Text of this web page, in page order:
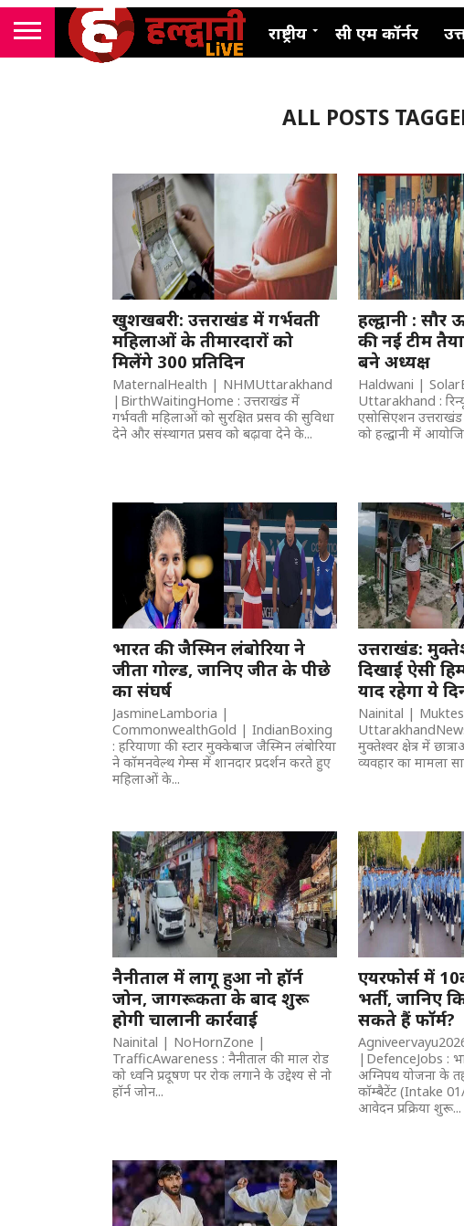
राष्ट्रीय सी एम कॉर्नर
ALL POSTS
खुशखबरी: उत्तराखंड में गर्भवती
महिलाओं के तीमारदारों को
मिलेंगे 300 प्रतिदिन
MaternalHealth | NHMUttarakhand
|BirthWaitingHome : उत्तराखंड में
गर्भवती महिलाओं को सुरक्षित प्रसव की सुविधा
देने और संस्थागत प्रसव को बढ़ावा देने के...
हल्द्वानी : सौर
की नई टीम
बने अध्यक्ष
Haldwani |
Uttarakhand :
एसोसिएशन
को हल्द्वानी में
भारत की जैस्मिन लंबोरिया ने
जीता गोल्ड, जानिए जीत के पीछे
का संघर्ष
JasmineLamboria |
CommonwealthGold | IndianBoxing
: हरियाणा की स्टार मुक्केबाज जैस्मिन लंबोरिया
ने कॉमनवेल्थ गेम्स में शानदार प्रदर्शन करते हुए
महिलाओं के...
उत्तराखंड:
दिखाई ऐसी
याद रहेगा ये
Nainital |
मुक्तेश्वर क्षेत्र में
व्यवहार का मामला
नैनीताल में लागू हुआ नो हॉर्न
जोन, जागरूकता के बाद शुरू
होगी चालानी कार्रवाई
Nainital | NoHornZone |
TrafficAwareness : नैनीताल की माल रोड
को ध्वनि प्रदूषण पर रोक लगाने के उद्देश्य से नो
हॉर्न जोन...
एयरफोर्स में
भर्ती, जानिए
सकते हैं फॉर्म?
|DefenceJobs :
अग्निपथ योजना के
कॉम्बैटेंट (Intake
आवेदन प्रक्रिया शुरू...